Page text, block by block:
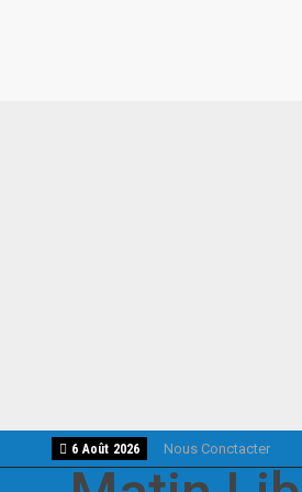
6 Août 2026 Nous Conctacter